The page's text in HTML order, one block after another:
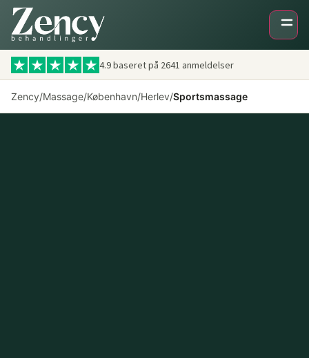
4.9 baseret på 2641 anmeldelser
Zency/Massage/København/Herlev/Sportsmassage